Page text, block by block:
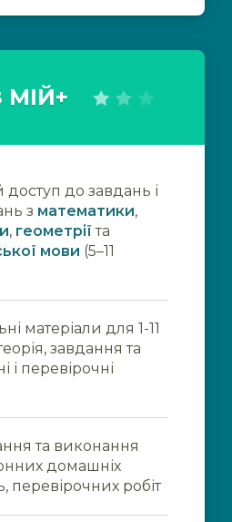
МІЙ+
до завдань і
з математики,
, геометрії та
мови (5–11
матеріали для 1-11
завдання та
і перевірочні
та виконання
домашніх
перевірочних робіт